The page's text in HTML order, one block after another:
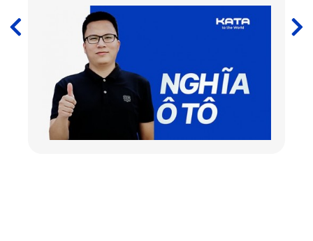
Thiết kế ấn tượng
Không giống với các loại thảm lót khác,
Range Rover 2022 được thiết kế đơn giản, bề mặt trên
dạng tán bi nổi xếp gần nhau. Còn mặt dưới của thảm lót
được thiết kế với độ bám chắc. Ngoài ra, thảm còn có các
rãnh giúp ngăn nước, bụi bẩn đi xuống sàn xe. Với thiết kế